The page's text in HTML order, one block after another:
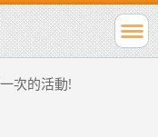
次的活動!